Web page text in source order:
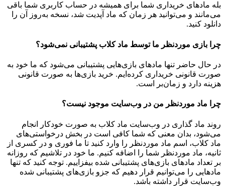
بله مادهای خریداری شما برای همیشه در حساب کاربری شما باقی
می‌مانند و می‌توانید هر زمان که ماد آپدیت شد، نسخه به‌روز آن را
دانلود کنید.
چرا بازی موردنظر ما توسط ماد کلاب پشتیبانی نمی‌شود؟
در حال حاضر تنها مادهای بازی‌هایی پشتیبانی می‌شود که ما خود به
صورت قانونی خریداری کرده‌ایم. خرید بازی‌ها به صورت قانونی
هزینه دارد و زمان‌بر است.
چرا ماد موردنظر من در وب‌سایت موجود نیست؟
روند ماد گذاری در وب‌سایت ماد کلاب به صورت خودکار انجام
می‌شود، بدان معنی که شما کافی است در بخش درخواستی‌های
ماد کلاب، اسم ماد موردنظر را وارد کنید تا ما فوری و در کسری از
ثانیه، ماد موردنظر شما را اضافه کنیم. ما خود در تلاشیم که روزانه
بر تعداد مادهای بازی‌های پشتیبانی شده بیفزاییم. توجه کنید که تنها
مادهایی را می‌توانیم قرار دهیم که جزو بازی‌های پشتیبانی شده
وب‌سایت قرار داشته باشد.